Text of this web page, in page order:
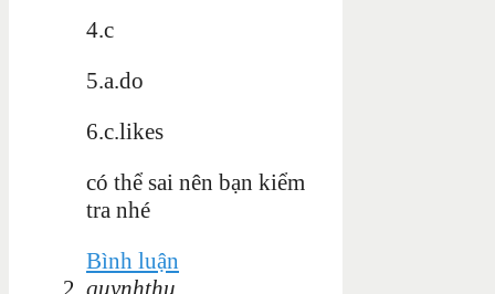
4.c
5.a.do
6.c.likes
có thể sai nên bạn kiểm
tra nhé
Bình luận
quynhthu